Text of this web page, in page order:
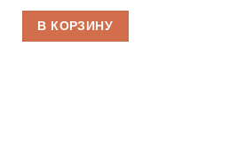
мишка”
85смВ КОРЗИНУ